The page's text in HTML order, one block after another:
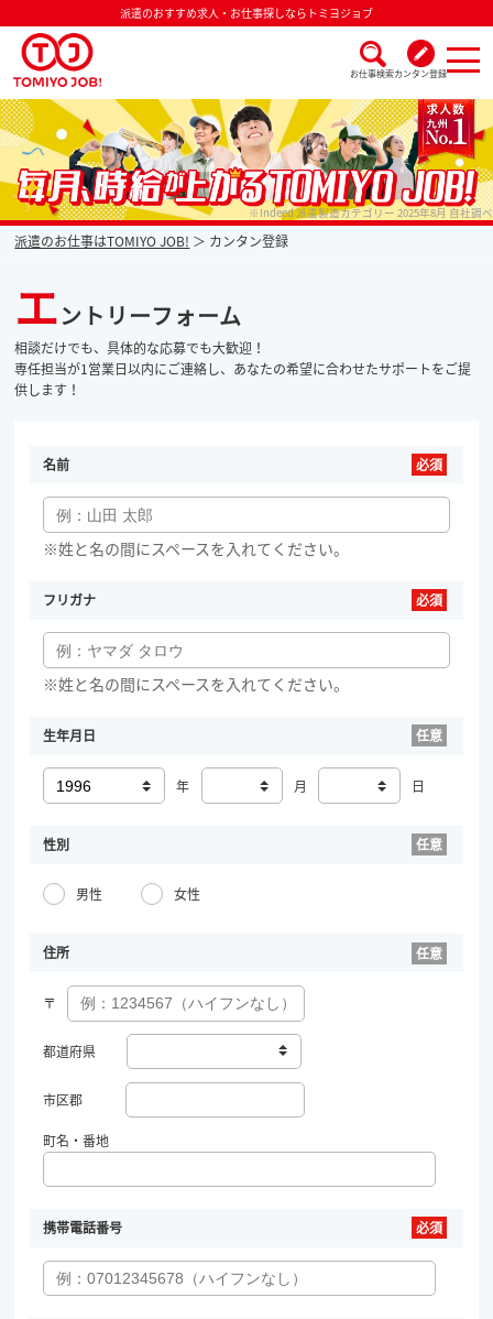
派遣のおすすめ求人・お仕事探しならトミヨジョブ
お仕事検索カンタン登録
派遣なら毎月時給が上がるトミヨジョブ ※Indeed 派遣製造カテゴリー 2025年8月 自社調べ
派遣のお仕事はTOMIYO JOB! カンタン登録
エントリーフォーム
相談だけでも、具体的な応募でも大歓迎！
専任担当が1営業日以内にご連絡し、あなたの希望に合わせたサポートをご提
供します！
名前
※姓と名の間にスペースを入れてください。
フリガナ
※姓と名の間にスペースを入れてください。
生年月日
年 月 日
性別
男性 女性
住所
〒
都道府県
市区郡
町名・番地
携帯電話番号